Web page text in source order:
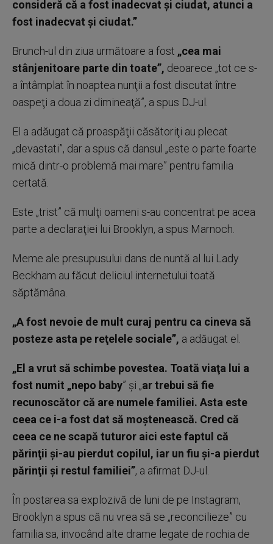
consideră că a fost inadecvat şi ciudat, atunci a
fost inadecvat şi ciudat.”
Brunch-ul din ziua următoare a fost „cea mai
stânjenitoare parte din toate”, deoarece „tot ce s-
a întâmplat în noaptea nunţii a fost discutat între
oaspeţi a doua zi dimineaţă”, a spus DJ-ul.
El a adăugat că proaspăţii căsătoriţi au plecat
„devastati”, dar a spus că dansul „este o parte foarte
mică dintr-o problemă mai mare” pentru familia
certată.
Este „trist” că mulţi oameni s-au concentrat pe acea
parte a declaraţiei lui Brooklyn, a spus Marnoch.
Meme ale presupusului dans de nuntă al lui Lady
Beckham au făcut deliciul internetului toată
săptămâna.
„A fost nevoie de mult curaj pentru ca cineva să
posteze asta pe reţelele sociale”, a adăugat el.
„El a vrut să schimbe povestea. Toată viaţa lui a
fost numit „nepo baby” şi „ar trebui să fie
recunoscător că are numele familiei. Asta este
ceea ce i-a fost dat să moştenească. Cred că
ceea ce ne scapă tuturor aici este faptul că
părinţii şi-au pierdut copilul, iar un fiu şi-a pierdut
părinţii şi restul familiei”, a afirmat DJ-ul.
În postarea sa explozivă de luni de pe Instagram,
Brooklyn a spus că nu vrea să se „reconcilieze” cu
familia sa, invocând alte drame legate de rochia de